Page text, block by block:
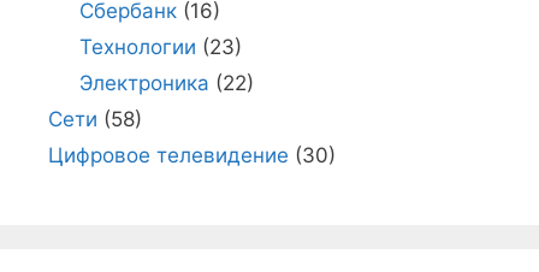
Сбербанк(16)
Технологии (23)
Электроника (22)
Сети (58)
Цифровое телевидение (30)